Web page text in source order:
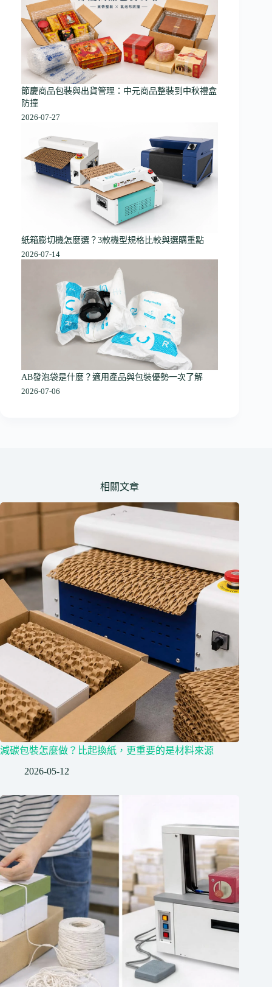
節慶商品包裝與出貨管理：中元商品整裝到中秋禮盒
防撞
2026-07-27
紙箱膨切機怎麼選？3款機型規格比較與選購重點
2026-07-14
AB發泡袋是什麼？適用產品與包裝優勢一次了解
2026-07-06
相關文章
減碳包裝怎麼做？比起換紙，更重要的是材料來源
2026-05-12